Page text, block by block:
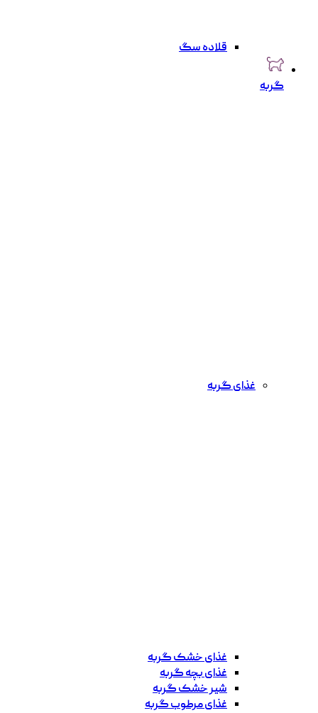
قلاده سگ
گربه
غذای گربه
غذای خشک گربه
غذای بچه گربه
شیر خشک گربه
غذای مرطوب گربه